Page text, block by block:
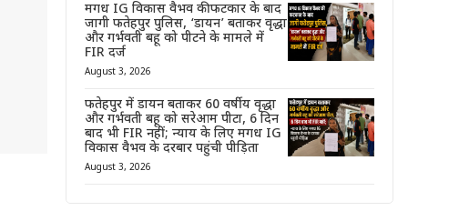
मगध IG विकास वैभव की फटकार के बाद
जागी फतेहपुर पुलिस, ‘डायन’ बताकर वृद्धा
और गर्भवती बहू को पीटने के मामले में
FIR दर्ज
August 3, 2026
फतेहपुर में डायन बताकर 60 वर्षीय वृद्धा
और गर्भवती बहू को सरेआम पीटा, 6 दिन
बाद भी FIR नहीं; न्याय के लिए मगध IG
विकास वैभव के दरबार पहुंची पीड़िता
August 3, 2026